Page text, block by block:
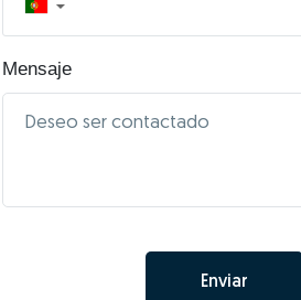
▼
Mensaje
Enviar